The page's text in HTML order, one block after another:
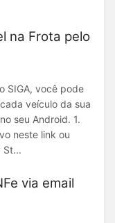
na Frota pelo
SIGA, você pode
veículo da sua
seu Android. 1.
neste link ou
St...
via email